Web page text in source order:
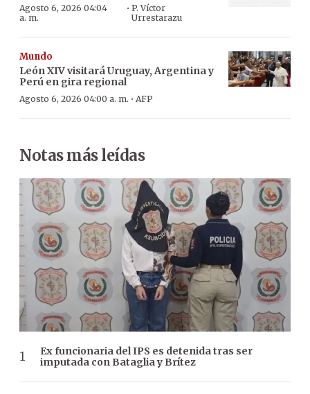
Agosto 6, 2026 04:04
a. m.
· P. Víctor
Urrestarazu
Mundo
León XIV visitará Uruguay, Argentina y
Perú en gira regional
Agosto 6, 2026 04:00 a. m. · AFP
Notas más leídas
Ex funcionaria del IPS es detenida tras ser
imputada con Bataglia y Brítez